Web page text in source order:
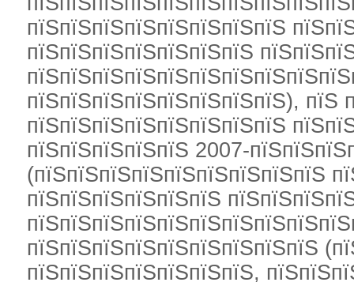
пїЅпїЅпїЅпїЅпїЅпїЅпїЅпїЅ
пїЅпїЅпїЅпїЅпїЅпїЅпїЅ
пїЅпїЅпїЅпїЅпїЅпїЅпїЅпїЅ), пїЅ
пїЅпїЅпїЅпїЅпїЅпїЅпїЅпїЅ
пїЅпїЅпїЅпїЅпїЅ 2007-
(пїЅпїЅпїЅпїЅпїЅпїЅпїЅпїЅпїЅ
пїЅпїЅпїЅпїЅпїЅпїЅ
пїЅпїЅпїЅпїЅпїЅпїЅпїЅпїЅпїЅ
пїЅпїЅпїЅпїЅпїЅпїЅпїЅ,